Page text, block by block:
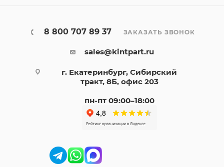
8 800 707 89 37 ЗАКАЗАТЬ ЗВОНОК
sales@kintpart.ru
г. Екатеринбург, Сибирский
тракт, 8Б, офис 203
пн-пт 09:00–18:00